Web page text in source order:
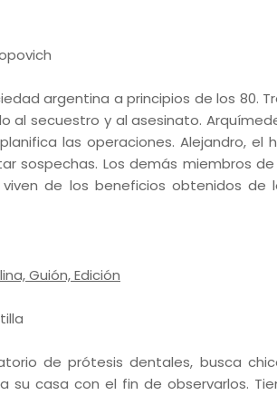
argentina a principios de los 80.
al secuestro y al asesinato.
las operaciones. Alejandro, el
sospechas. Los demás miembros
de los beneficios obtenidos de
Guión, Edición
de prótesis dentales, busca
casa con el fin de observarlos.